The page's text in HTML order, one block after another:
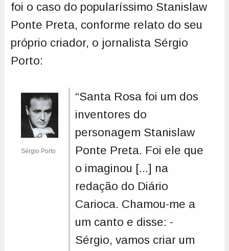
foi o caso do popularíssimo Stanislaw
Ponte Preta, conforme relato do seu
próprio criador, o jornalista Sérgio
Porto:
Sérgio Porto
“Santa Rosa foi um dos
inventores do
personagem Stanislaw
Ponte Preta. Foi ele que
o imaginou [...] na
redação do Diário
Carioca. Chamou-me a
um canto e disse: -
Sérgio, vamos criar um